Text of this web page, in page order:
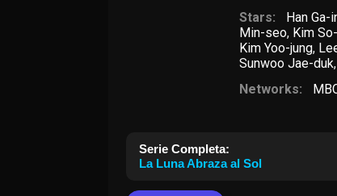
Stars:
Han Ga-
Min-seo, Kim
Kim Yoo-jung,
Sunwoo Jae-duk,
Networks:
Serie Completa:
La Luna Abraza al Sol